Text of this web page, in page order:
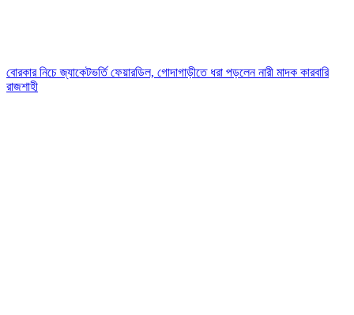
বোরকার নিচে জ্যাকেটভর্তি ফেয়ারডিল, গোদাগাড়ীতে ধরা পড়লেন নারী মাদক কারবারি
রাজশাহী